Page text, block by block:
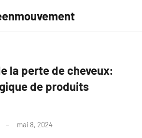
la perte de cheveux:
de produits
mai 8, 2024